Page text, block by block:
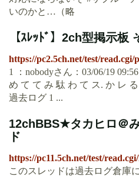
いのかと…（略
【ｽﾚｯﾄﾞ】2ch型掲示
https://pc2.5ch.net/test/read.cgi/
1 ：nobodyさん：03/06/19
め て て み 駄 わ て ス. か レ
過去ログ 1 ...
12chBBS★タカヒロ＠
ド
https://pc11.5ch.net/test/
このスレッドは過去ログ倉庫